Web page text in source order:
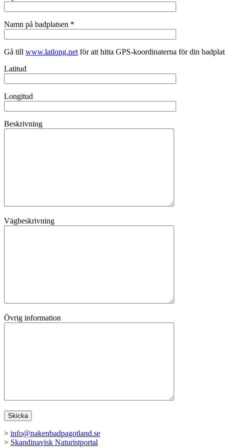
Namn på badplatsen *
Gå till www.latlong.net för att hitta GPS-koordinaterna för din
Latitud
Longitud
Beskrivning
Vägbeskrivning
Övrig information
> info@nakenbadpagotland.se
> Skandinavisk Naturistportal